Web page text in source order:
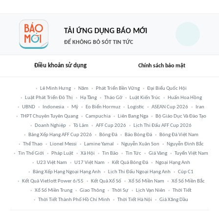
TẢI ỨNG DỤNG BÁO MỚI
ĐỂ KHÔNG BỎ SÓT TIN TỨC
Điều khoản sử dụng Chính sách bảo mật
Lê Minh Hưng Năm Phát Triển Bền Vững
Đại Biểu Quốc Hội
Luật Phát Triển Đô Thị
Hạ Tầng Tháo Gỡ Luật Kiến Trúc
Huấn Hoa Hồng
UBND
Indonesia Mỹ Eo Biển Hormuz Logistic ASEAN Cup 2026
Iran
THPT Chuyên Tuyên Quang
Campuchia Liên Bang Nga
Bộ Giáo Dục Và Đào Tạo
Doanh Nghiệp
Tô Lâm AFF Cup 2026
Lịch Thi Đấu AFF Cup 2026
Bảng Xếp Hạng AFF Cup 2026
Bóng Đá Báo Bóng Đá
Bóng Đá Việt Nam
Thể Thao
Lionel Messi Lamine Yamal Nguyễn Xuân Son
Nguyễn Đình Bắc
Tin Thế Giới
Pháp Luật Xã Hội Tin Bão Tin Tức Giá Vàng
Tuyển Việt Nam
U23 Việt Nam
U17 Việt Nam Kết Quả Bóng Đá
Ngoại Hạng Anh
Bảng Xếp Hạng Ngoại Hạng Anh
Lịch Thi Đấu Ngoại Hạng Anh
Cúp C1
Kết Quả Vietlott Power 6/55
Kết Quả Xổ Số Xổ Số Miền Nam
Xổ Số Miền Bắc
Xổ Số Miền Trung
Giao Thông Thời Sự Lịch Vạn Niên
Thời Tiết
Thời Tiết Thành Phố Hồ Chí Minh
Thời Tiết Hà Nội Giá Xăng Dầu